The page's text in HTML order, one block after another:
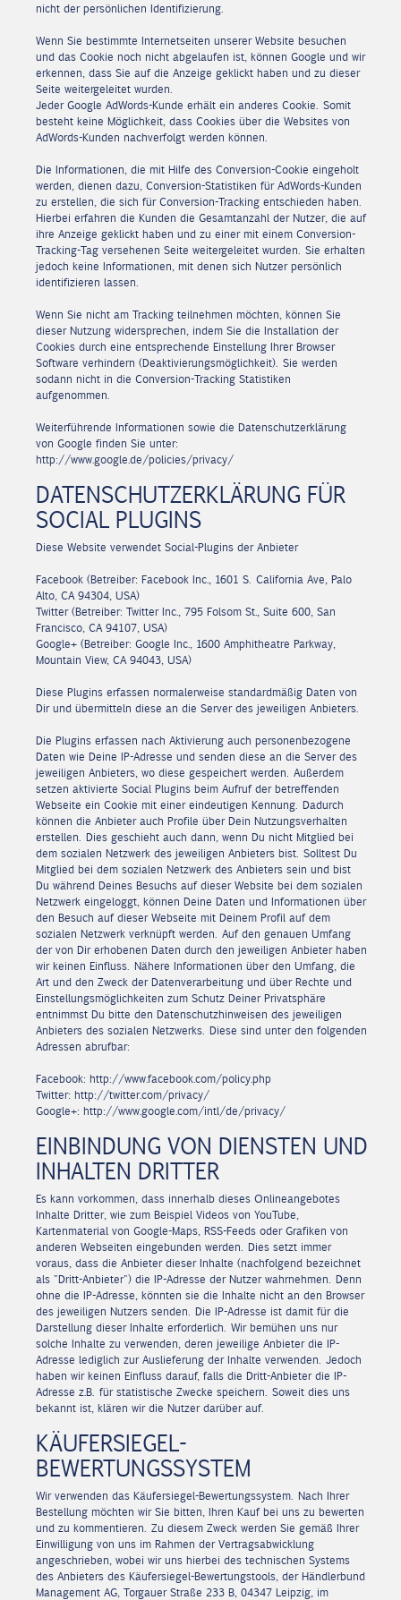
nicht der persönlichen Identifizierung.
Wenn Sie bestimmte Internetseiten unserer Website besuchen
und das Cookie noch nicht abgelaufen ist, können Google und wir
erkennen, dass Sie auf die Anzeige geklickt haben und zu dieser
Seite weitergeleitet wurden.
Jeder Google AdWords-Kunde erhält ein anderes Cookie. Somit
besteht keine Möglichkeit, dass Cookies über die Websites von
AdWords-Kunden nachverfolgt werden können.
Die Informationen, die mit Hilfe des Conversion-Cookie eingeholt
werden, dienen dazu, Conversion-Statistiken für AdWords-Kunden
zu erstellen, die sich für Conversion-Tracking entschieden haben.
Hierbei erfahren die Kunden die Gesamtanzahl der Nutzer, die auf
ihre Anzeige geklickt haben und zu einer mit einem Conversion-
Tracking-Tag versehenen Seite weitergeleitet wurden. Sie erhalten
jedoch keine Informationen, mit denen sich Nutzer persönlich
identifizieren lassen.
Wenn Sie nicht am Tracking teilnehmen möchten, können Sie
dieser Nutzung widersprechen, indem Sie die Installation der
Cookies durch eine entsprechende Einstellung Ihrer Browser
Software verhindern (Deaktivierungsmöglichkeit). Sie werden
sodann nicht in die Conversion-Tracking Statistiken
aufgenommen.
Weiterführende Informationen sowie die Datenschutzerklärung
von Google finden Sie unter:
http://www.google.de/policies/privacy/
DATENSCHUTZERKLÄRUNG FÜR
SOCIAL PLUGINS
Diese Website verwendet Social-Plugins der Anbieter
Facebook (Betreiber: Facebook Inc., 1601 S. California Ave, Palo
Alto, CA 94304, USA)
Twitter (Betreiber: Twitter Inc., 795 Folsom St., Suite 600, San
Francisco, CA 94107, USA)
Google+ (Betreiber: Google Inc., 1600 Amphitheatre Parkway,
Mountain View, CA 94043, USA)
Diese Plugins erfassen normalerweise standardmäßig Daten von
Dir und übermitteln diese an die Server des jeweiligen Anbieters.
Die Plugins erfassen nach Aktivierung auch personenbezogene
Daten wie Deine IP-Adresse und senden diese an die Server des
jeweiligen Anbieters, wo diese gespeichert werden. Außerdem
setzen aktivierte Social Plugins beim Aufruf der betreffenden
Webseite ein Cookie mit einer eindeutigen Kennung. Dadurch
können die Anbieter auch Profile über Dein Nutzungsverhalten
erstellen. Dies geschieht auch dann, wenn Du nicht Mitglied bei
dem sozialen Netzwerk des jeweiligen Anbieters bist. Solltest Du
Mitglied bei dem sozialen Netzwerk des Anbieters sein und bist
Du während Deines Besuchs auf dieser Website bei dem sozialen
Netzwerk eingeloggt, können Deine Daten und Informationen über
den Besuch auf dieser Webseite mit Deinem Profil auf dem
sozialen Netzwerk verknüpft werden. Auf den genauen Umfang
der von Dir erhobenen Daten durch den jeweiligen Anbieter haben
wir keinen Einfluss. Nähere Informationen über den Umfang, die
Art und den Zweck der Datenverarbeitung und über Rechte und
Einstellungsmöglichkeiten zum Schutz Deiner Privatsphäre
entnimmst Du bitte den Datenschutzhinweisen des jeweiligen
Anbieters des sozialen Netzwerks. Diese sind unter den folgenden
Adressen abrufbar:
Facebook: http://www.facebook.com/policy.php
Twitter: http://twitter.com/privacy/
Google+: http://www.google.com/intl/de/privacy/
EINBINDUNG VON DIENSTEN UND
INHALTEN DRITTER
Es kann vorkommen, dass innerhalb dieses Onlineangebotes
Inhalte Dritter, wie zum Beispiel Videos von YouTube,
Kartenmaterial von Google-Maps, RSS-Feeds oder Grafiken von
anderen Webseiten eingebunden werden. Dies setzt immer
voraus, dass die Anbieter dieser Inhalte (nachfolgend bezeichnet
als "Dritt-Anbieter") die IP-Adresse der Nutzer wahrnehmen. Denn
ohne die IP-Adresse, könnten sie die Inhalte nicht an den Browser
des jeweiligen Nutzers senden. Die IP-Adresse ist damit für die
Darstellung dieser Inhalte erforderlich. Wir bemühen uns nur
solche Inhalte zu verwenden, deren jeweilige Anbieter die IP-
Adresse lediglich zur Auslieferung der Inhalte verwenden. Jedoch
haben wir keinen Einfluss darauf, falls die Dritt-Anbieter die IP-
Adresse z.B. für statistische Zwecke speichern. Soweit dies uns
bekannt ist, klären wir die Nutzer darüber auf.
KÄUFERSIEGEL-
BEWERTUNGSSYSTEM
Wir verwenden das Käufersiegel-Bewertungssystem. Nach Ihrer
Bestellung möchten wir Sie bitten, Ihren Kauf bei uns zu bewerten
und zu kommentieren. Zu diesem Zweck werden Sie gemäß Ihrer
Einwilligung von uns im Rahmen der Vertragsabwicklung
angeschrieben, wobei wir uns hierbei des technischen Systems
des Anbieters des Käufersiegel-Bewertungstools, der Händlerbund
Management AG, Torgauer Straße 233 B, 04347 Leipzig, im